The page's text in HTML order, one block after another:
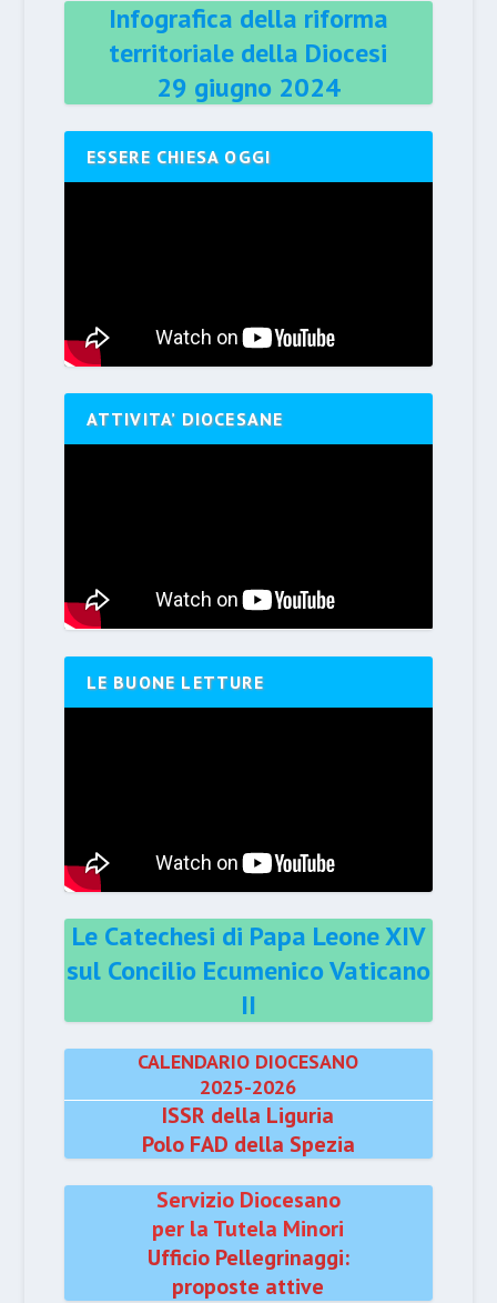
Infografica della riforma
territoriale della Diocesi
29 giugno 2024
ESSERE CHIESA OGGI
ATTIVITA’ DIOCESANE
LE BUONE LETTURE
Le Catechesi di Papa Leone XIV
sul Concilio Ecumenico Vaticano
II
CALENDARIO DIOCESANO
2025-2026
ISSR della Liguria
Polo FAD della Spezia
Servizio Diocesano
per la Tutela Minori
Ufficio Pellegrinaggi:
proposte attive